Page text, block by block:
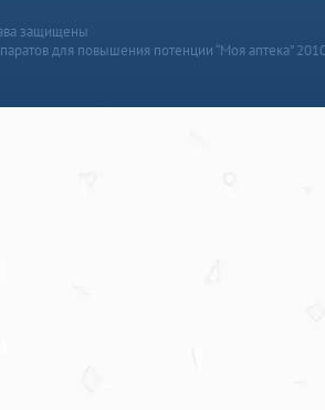
защищены
для повышения потенции “Моя аптека”